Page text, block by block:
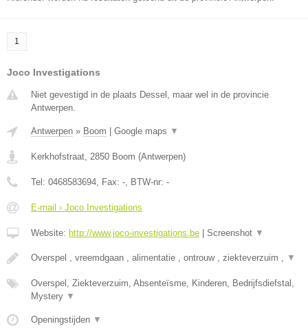
1
Joco Investigations
Niet gevestigd in de plaats Dessel, maar wel in de provincie
Antwerpen.
Antwerpen » Boom Google maps ▼
Kerkhofstraat, 2850 Boom (Antwerpen)
Tel: 0468583694, Fax: -, BTW-nr: -
E-mail › Joco Investigations
Website: http://www.joco-investigations.be Screenshot ▼
Overspel , vreemdgaan , alimentatie , ontrouw , ziekteverzuim , ▼
Overspel, Ziekteverzuim, Absenteïsme, Kinderen, Bedrijfsdiefstal,
Mystery ▼
Openingstijden ▼